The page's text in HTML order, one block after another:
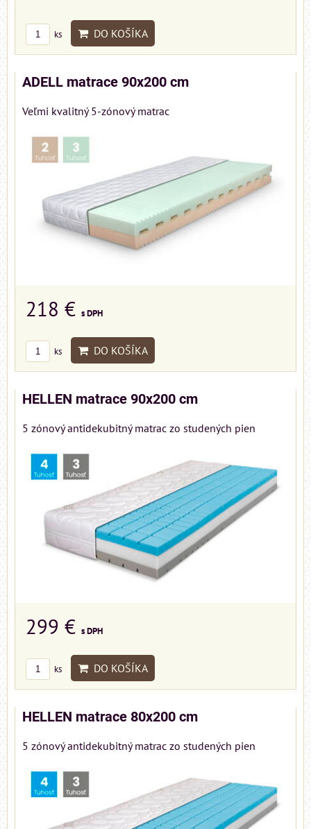
ks DO KOŠÍKA
ADELL matrace 90x200 cm
Veľmi kvalitný 5-zónový matrac
218 € s DPH
ks DO KOŠÍKA
HELLEN matrace 90x200 cm
5 zónový antidekubitný matrac zo studených pien
299 € s DPH
ks DO KOŠÍKA
HELLEN matrace 80x200 cm
5 zónový antidekubitný matrac zo studených pien